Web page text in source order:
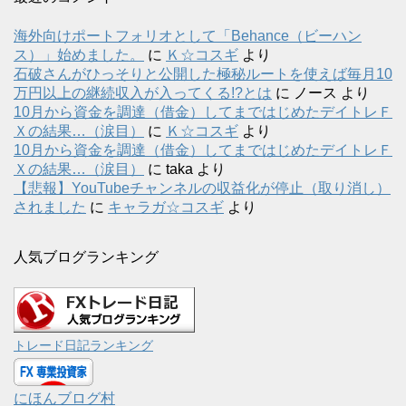
海外向けポートフォリオとして「Behance（ビーハン
ス）」始めました。
に Ｋ☆コスギ より
石破さんがひっそりと公開した極秘ルートを使えば毎月10
万円以上の継続収入が入ってくる!?とは に ノース より
10月から資金を調達（借金）してまではじめたデイトレＦ
Ｘの結果…（涙目）
に Ｋ☆コスギ より
10月から資金を調達（借金）してまではじめたデイトレＦ
Ｘの結果…（涙目）
に taka より
【悲報】YouTubeチャンネルの収益化が停止（取り消し）
されました に キャラガ☆コスギ より
人気ブログランキング
トレード日記ランキング
にほんブログ村